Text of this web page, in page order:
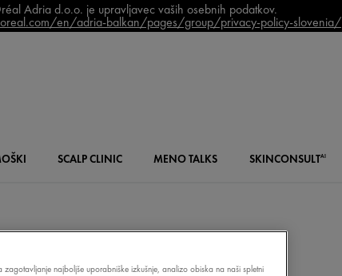
Adria d.o.o. je upravljavec vaših osebnih podatkov.
en/adria-balkan/pages/group/privacy-policy-slovenia/
SCALPCLINIC MENOTALKS SKINCONSULTAI
najboljše uporabniške izkušnje, analizo obiska na naši spletni